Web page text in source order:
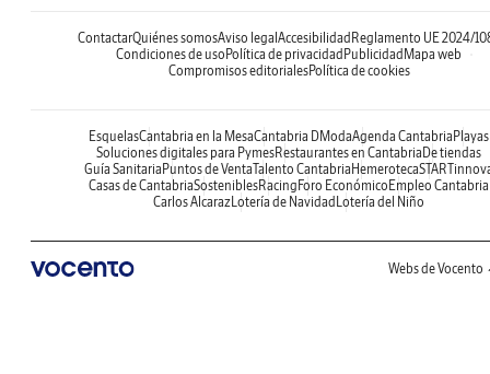
ContactarQuiénes somosAviso legal Accesibilidad Reglamento UE 2024/
Condiciones de uso Política de privacidad Publicidad Mapa web
Compromisos editorialesPolítica de cookies
EsquelasCantabria en la MesaCantabria DModaAgenda Cantabria Playas
Soluciones digitales para PymesRestaurantes en Cantabria De tiendas
Guía Sanitaria Puntos de VentaTalento Cantabria Hemeroteca
Casas de CantabriaSosteniblesRacing Foro Económico Empleo Cantabria
Carlos AlcarazLotería de Navidad Lotería del Niño
Webs de Vocento